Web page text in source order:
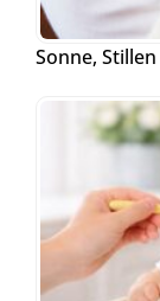
Sonne,